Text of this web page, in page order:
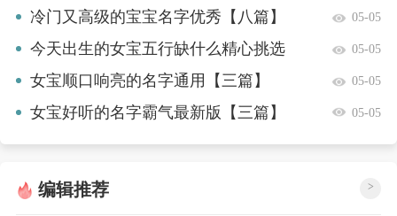
冷门又高级的宝宝名字优秀【八篇】 05-05
今天出生的女宝五行缺什么精心挑选
【四篇】
05-05
女宝顺口响亮的名字通用【三篇】 05-05
女宝好听的名字霸气最新版【三篇】 05-05
编辑推荐 >